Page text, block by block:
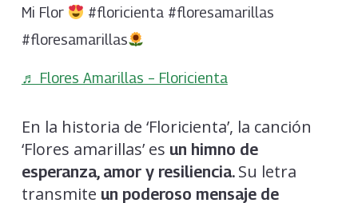
Mi Flor
#floricienta #floresamarillas
#floresamarillas
♬ Flores Amarillas – Floricienta
En la historia de ‘Floricienta’, la canción
‘Flores amarillas’ es un himno de
esperanza, amor y resiliencia. Su letra
transmite un poderoso mensaje de